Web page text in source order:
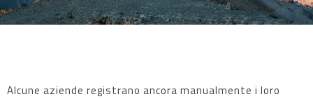
Alcune aziende registrano ancora manualmente i loro